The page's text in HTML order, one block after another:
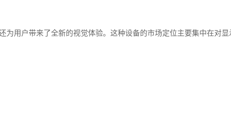
用户带来了全新的视觉体验。这种设备的市场定位主要集中在对